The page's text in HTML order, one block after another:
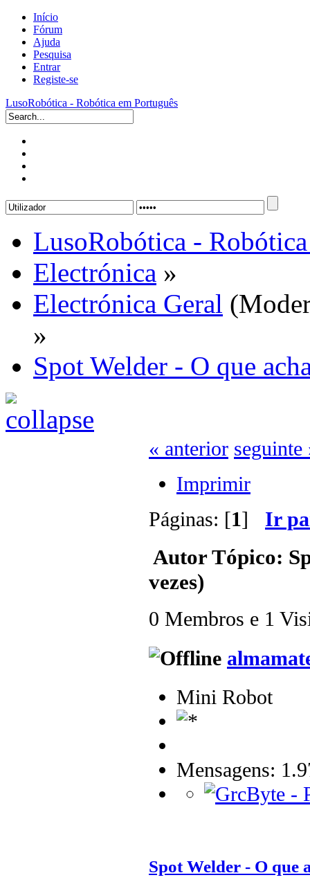
Início
Fórum
Ajuda
Pesquisa
Entrar
Registe-se
LusoRobótica - Robótica em Português
LusoRobótica -
Electrónica »
Electrónica Geral
»
Spot Welder - O que
« anterior seguinte
Imprimir
Páginas: [1] Ir
AutorTópico:
vezes)
0 Membros e 1
Mini Robot
Mensagens:
Spot Welder - O que